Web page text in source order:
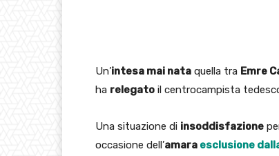
Un’intesa mai nata quella tra Emre
ha relegato il centrocampista
Una situazione di insoddisfazione
occasione dell’amara esclusione